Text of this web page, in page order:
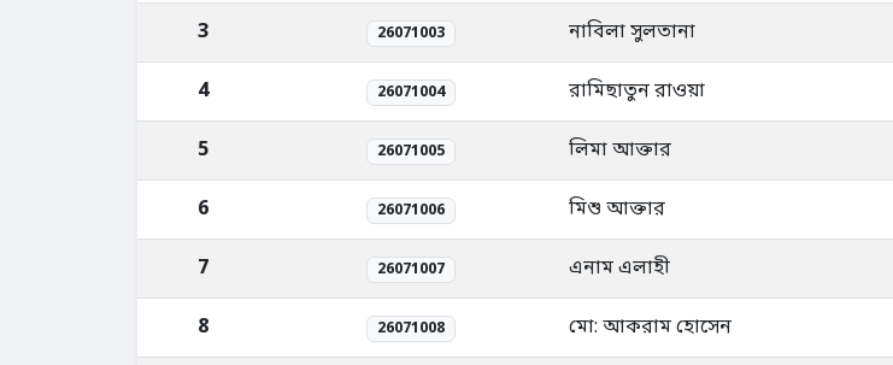
3 26071003 নাবিলা সুলতানা
4 26071004 রামিছাতুন রাওয়া
5 26071005 লিমা আক্তার
6 26071006 মিশু আক্তার
7 26071007 এনাম এলাহী
8 26071008 মো: আকরাম হোসেন